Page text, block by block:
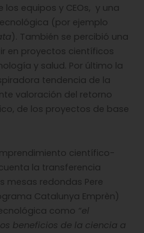
equipos y CEOs, y una
(por ejemplo
). También se percibió una
en proyectos científicos
y salud. Por último la
tendencia de la
valoración del retorno
de los proyectos de base
científico-
la transferencia
mesas redondas Pere
Catalunya Emprèn)
como “el
beneficios de la ciencia a